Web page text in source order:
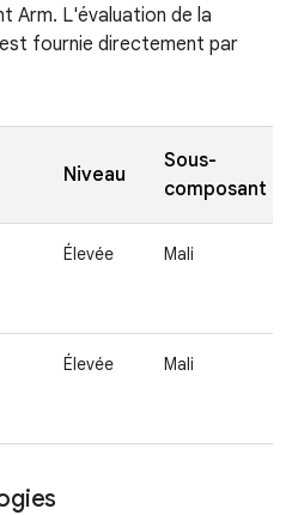
Arm. L'évaluation de la
fournie directement par
Niveau
Sous-
composant
Élevée Mali
Élevée Mali